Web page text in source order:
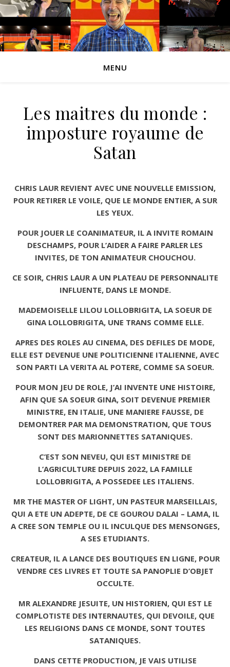
MENU
Les maitres du monde :
imposture royaume de
Satan
CHRIS LAUR REVIENT AVEC UNE NOUVELLE EMISSION,
POUR RETIRER LE VOILE, QUE LE MONDE ENTIER, A SUR
LES YEUX.
POUR JOUER LE COANIMATEUR, IL A INVITE ROMAIN
DESCHAMPS, POUR L’AIDER A FAIRE PARLER LES
INVITES, DE TON ANIMATEUR CHOUCHOU.
CE SOIR, CHRIS LAUR A UN PLATEAU DE PERSONNALITE
INFLUENTE, DANS LE MONDE.
MADEMOISELLE LILOU LOLLOBRIGITA, LA SOEUR DE
GINA LOLLOBRIGITA, UNE TRANS COMME ELLE.
APRES DES ROLES AU CINEMA, DES DEFILES DE MODE,
ELLE EST DEVENUE UNE POLITICIENNE ITALIENNE, AVEC
SON PARTI LA VERITA AL POTERE, COMME SA SOEUR.
POUR MON JEU DE ROLE, J’AI INVENTE UNE HISTOIRE,
AFIN QUE SA SOEUR GINA, SOIT DEVENUE PREMIER
MINISTRE, EN ITALIE, UNE MANIERE FAUSSE, DE
DEMONTRER PAR MA DEMONSTRATION, QUE TOUS
SONT DES MARIONNETTES SATANIQUES.
C’EST SON NEVEU, QUI EST MINISTRE DE
L’AGRICULTURE DEPUIS 2022, LA FAMILLE
LOLLOBRIGITA, A POSSEDEE LES ITALIENS.
MR THE MASTER OF LIGHT, UN PASTEUR MARSEILLAIS,
QUI A ETE UN ADEPTE, DE CE GOUROU DALAI – LAMA, IL
A CREE SON TEMPLE OU IL INCULQUE DES MENSONGES,
A SES ETUDIANTS.
CREATEUR, IL A LANCE DES BOUTIQUES EN LIGNE, POUR
VENDRE CES LIVRES ET TOUTE SA PANOPLIE D’OBJET
OCCULTE.
MR ALEXANDRE JESUITE, UN HISTORIEN, QUI EST LE
COMPLOTISTE DES INTERNAUTES, QUI DEVOILE, QUE
LES RELIGIONS DANS CE MONDE, SONT TOUTES
SATANIQUES.
DANS CETTE PRODUCTION, JE VAIS UTILISE